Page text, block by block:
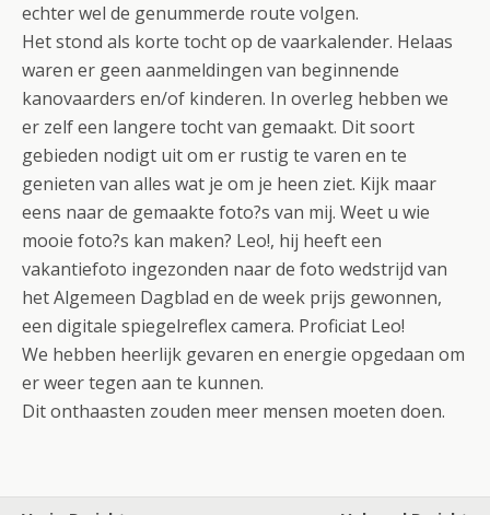
echter wel de genummerde route volgen.
Het stond als korte tocht op de vaarkalender. Helaas
waren er geen aanmeldingen van beginnende
kanovaarders en/of kinderen. In overleg hebben we
er zelf een langere tocht van gemaakt. Dit soort
gebieden nodigt uit om er rustig te varen en te
genieten van alles wat je om je heen ziet. Kijk maar
eens naar de gemaakte foto?s van mij. Weet u wie
mooie foto?s kan maken? Leo!, hij heeft een
vakantiefoto ingezonden naar de foto wedstrijd van
het Algemeen Dagblad en de week prijs gewonnen,
een digitale spiegelreflex camera. Proficiat Leo!
We hebben heerlijk gevaren en energie opgedaan om
er weer tegen aan te kunnen.
Dit onthaasten zouden meer mensen moeten doen.